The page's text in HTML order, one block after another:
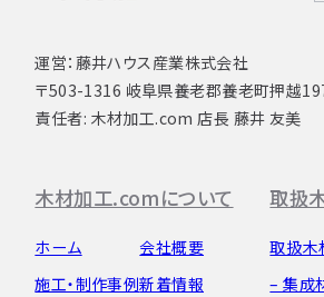
運営：藤井ハウス産業株式会社
〒503-1316 岐阜県養老郡養老町押越
責任者: 木材加工.com 店長 藤井 友美
木材加工.comについて
ホーム
施工・制作事例
会社概要
新着情報
取扱
取扱木
– 集成